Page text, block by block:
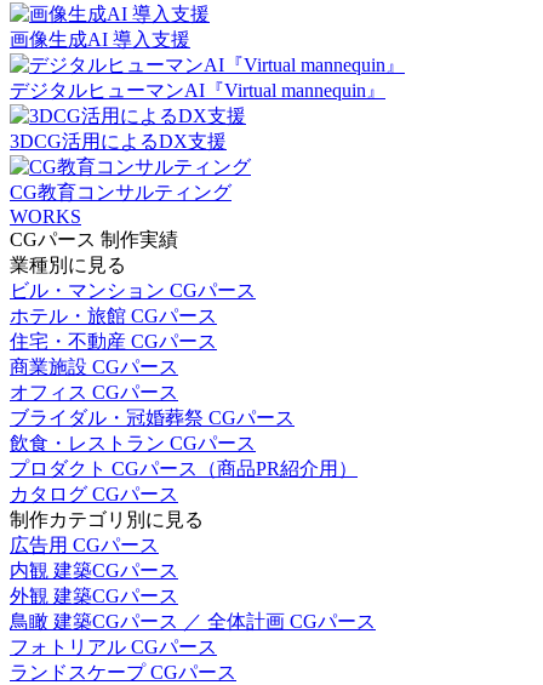
画像生成AI 導入支援
デジタルヒューマンAI『Virtual mannequin』
3DCG活用によるDX支援
CG教育コンサルティング
WORKS
CGパース 制作実績
業種別に見る
ビル・マンション CGパース
ホテル・旅館 CGパース
住宅・不動産 CGパース
商業施設 CGパース
オフィス CGパース
ブライダル・冠婚葬祭 CGパース
飲食・レストラン CGパース
プロダクト CGパース（商品PR紹介用）
カタログ CGパース
制作カテゴリ別に見る
広告用 CGパース
内観 建築CGパース
外観 建築CGパース
鳥瞰 建築CGパース ／ 全体計画 CGパース
フォトリアル CGパース
ランドスケープ CGパース